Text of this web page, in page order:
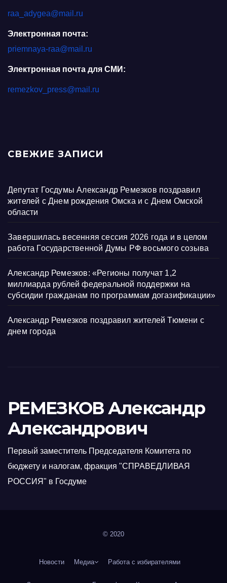
raa_adygea@mail.ru
Электронная почта:
priemnaya-raa@mail.ru
Электронная почта для СМИ:
remezkov_press@mail.ru
СВЕЖИЕ ЗАПИСИ
Депутат Госдумы Александр Ремезков поздравил
жителей с Днем рождения Омска и с Днем Омской
области
Завершилась весенняя сессия 2026 года и в целом
работа Государственной Думы РФ восьмого созыва
Александр Ремезков: «Регионы получат 1,2
миллиарда рублей федеральной поддержки на
субсидии гражданам по программам догазификации»
Александр Ремезков поздравил жителей Тюмени с
днем города
РЕМЕЗКОВ Александр
Александрович
Первый заместитель Председателя Комитета по
бюджету и налогам, фракция "СПРАВЕДЛИВАЯ
РОССИЯ" в Госдуме
© 2020
Новости Медиа Работа с избирателями